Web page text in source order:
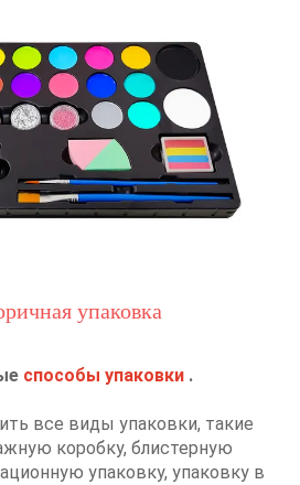
упаковка
способы упаковки .
все виды упаковки, такие
коробку, блистерную
упаковку, упаковку в